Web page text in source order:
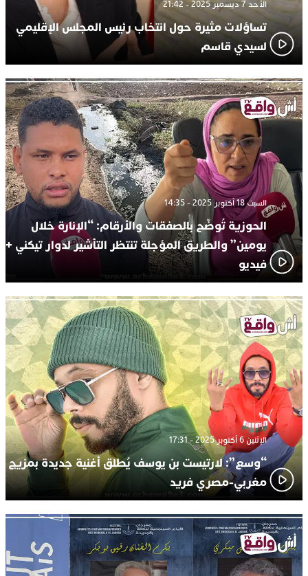
الأحد 7 ديسمبر 2025 - 21:42
تساؤلات مثيرة حول انتخاب رئيس المجلس الإقليمي
لسيدي قاسم
السبت 18 أكتوبر 2025 - 14:35
الحوزية تُوضّح بالصفقات والأرقام: “الإنارة خلال
يومين” والطريق المؤجلة تنتظر التأشير لدوار تيكني +
فيديو
الإثنين 6 أكتوبر 2025 - 17:31
“وسع”: لارتيست بن يوسف يُطلق أغنية جديدة بمزيج
مغربي-مصري فريد